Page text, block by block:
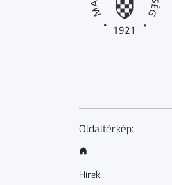
Oldaltérkép:
Hírek